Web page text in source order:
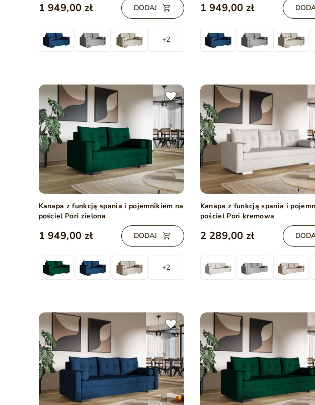
1 949,00 zł DODAJ
+2
1 949,00 zł
Kanapa z funkcją spania i pojemnikiem na
pościel Pori zielona
1 949,00 zł DODAJ
+2
Kanapa z funkcją spania i
pościel Pori kremowa
2 289,00 zł